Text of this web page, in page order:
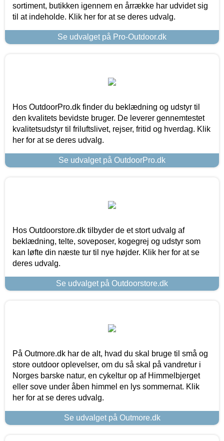
sortiment, butikken igennem en årrække har udvidet sig
til at indeholde. Klik her for at se deres udvalg.
Se udvalget på Pro-Outdoor.dk
Hos OutdoorPro.dk finder du beklædning og udstyr til
den kvalitets bevidste bruger. De leverer gennemtestet
kvalitetsudstyr til friluftslivet, rejser, fritid og hverdag. Klik
her for at se deres udvalg.
Se udvalget på OutdoorPro.dk
Hos Outdoorstore.dk tilbyder de et stort udvalg af
beklædning, telte, soveposer, kogegrej og udstyr som
kan løfte din næste tur til nye højder. Klik her for at se
deres udvalg.
Se udvalget på Outdoorstore.dk
På Outmore.dk har de alt, hvad du skal bruge til små og
store outdoor oplevelser, om du så skal på vandretur i
Norges barske natur, en cykeltur op af Himmelbjerget
eller sove under åben himmel en lys sommernat. Klik
her for at se deres udvalg.
Se udvalget på Outmore.dk